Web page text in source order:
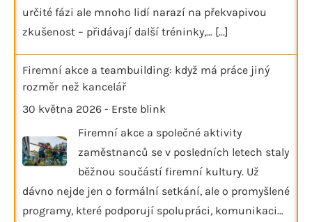
určité fázi ale mnoho lidí narazí na překvapivou
zkušenost – přidávají další tréninky,… [...]
Firemní akce a teambuilding: když má práce jiný
rozměr než kancelář
30 května 2026 - Erste blink
Firemní akce a společné aktivity
zaměstnanců se v posledních letech staly
běžnou součástí firemní kultury. Už
dávno nejde jen o formální setkání, ale o promyšlené
programy, které podporují spolupráci, komunikaci…